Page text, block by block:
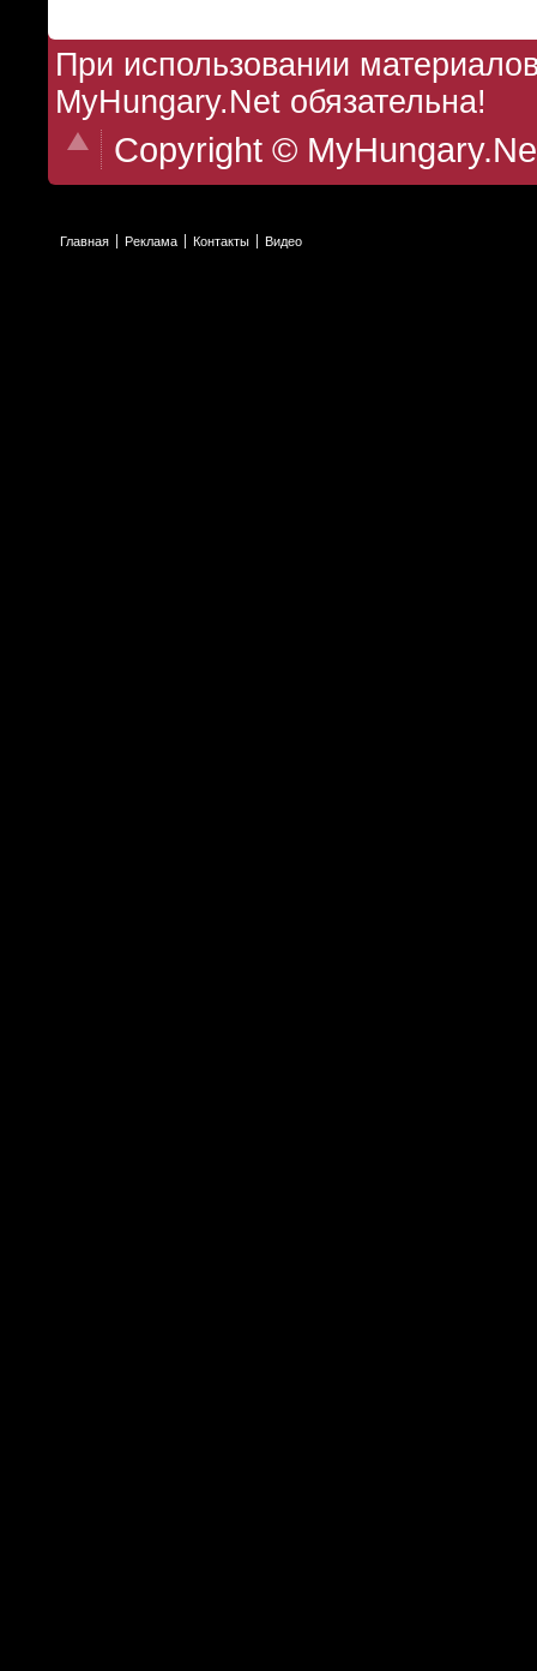
При использовании
MyHungary.Net обязательна!
Copyright ©
Главная Реклама Контакты Видео